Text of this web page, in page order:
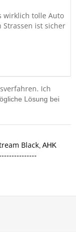
wirklich tolle Auto
ist sicher
Ich
Lösung bei
Black AHK